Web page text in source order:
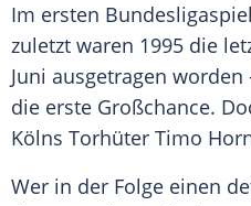
Im ersten
zuletzt waren 1995 die
Juni ausgetragen worden
die erste Großchance.
Kölns Torhüter Timo
Wer in der Folge einen